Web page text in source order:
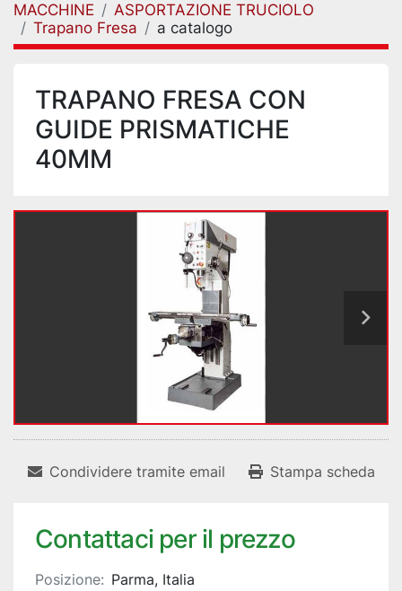
MACCHINE
ASPORTAZIONE TRUCIOLO
Trapano Fresa
a catalogo
TRAPANO FRESA CON
GUIDE PRISMATICHE
40MM
Condividere tramite email Stampa scheda
Contattaci per il prezzo
Posizione: Parma, Italia